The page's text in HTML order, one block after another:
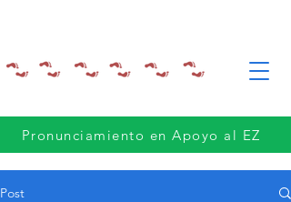
Pronunciamiento en Apoyo al EZ
Post